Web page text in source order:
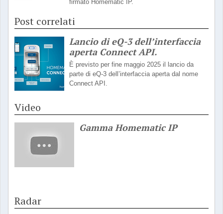
firmato Homematic IP.
Post correlati
Lancio di eQ-3 dell’interfaccia
aperta Connect API.
È previsto per fine maggio 2025 il lancio da
parte di eQ-3 dell’interfaccia aperta dal nome
Connect API.
Video
Gamma Homematic IP
Radar